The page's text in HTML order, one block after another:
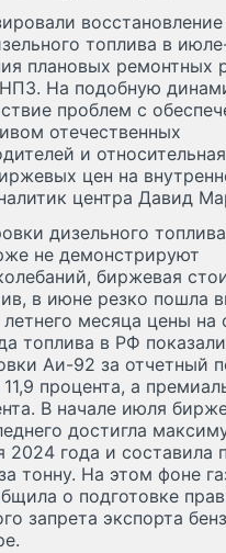
восстановление
топлива в
плановых ремонтных
На подобную
проблем с
отечественных
и относительная
цен на
центра Давид
дизельного
не демонстрируют
биржевая
в июне резко пошла
летнего месяца цены на
топлива в РФ
Аи-92 за отчетный
процента, а
В начале июля
достигла
2024 года и составила
тонну. На этом фоне
о подготовке
запрета экспорта